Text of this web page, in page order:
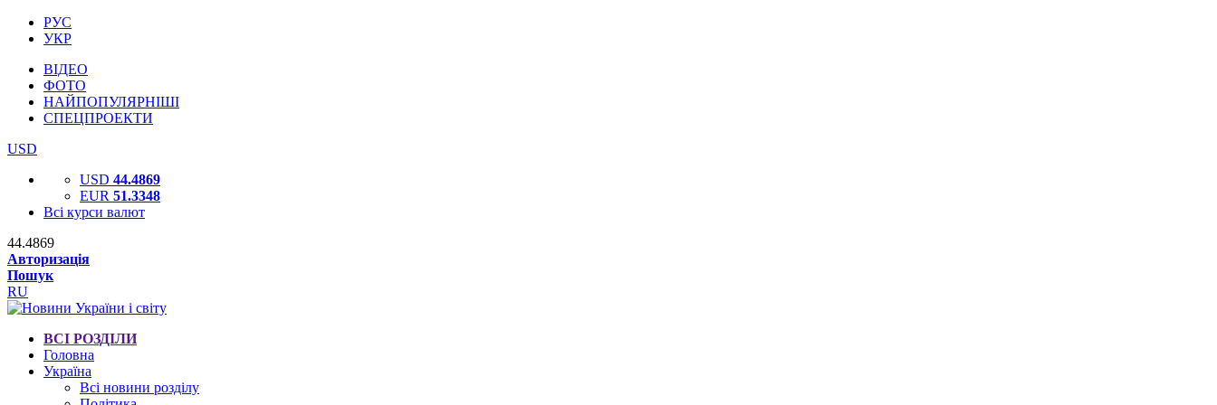
РУС
УКР
ВІДЕО
ФОТО
НАЙПОПУЛЯРНІШІ
СПЕЦПРОЕКТИ
USD
USD 44.4869
EUR 51.3348
Всі курси валют
44.4869
Авторизація
Пошук
RU
ВСІ РОЗДІЛИ
Головна
Україна
Всі новини розділу